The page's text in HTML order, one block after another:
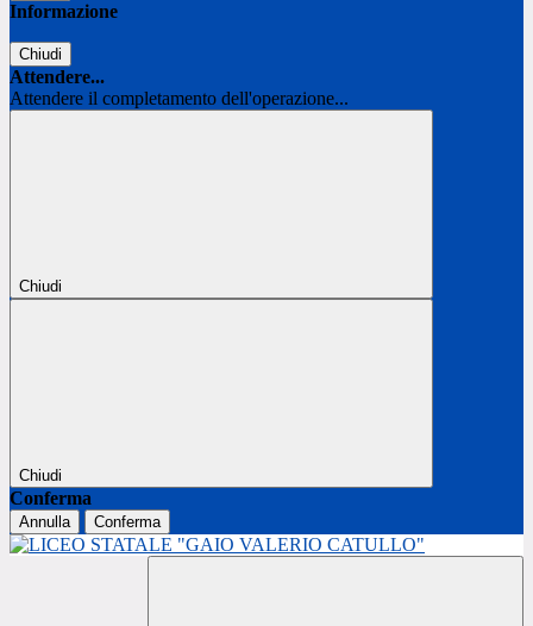
Informazione
Chiudi
Attendere...
Attendere il completamento dell'operazione...
Chiudi
Chiudi
Conferma
Annulla Conferma